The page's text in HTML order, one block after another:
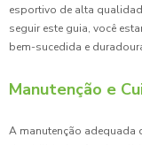
esportivo de alta
seguir este guia, você
bem-sucedida e
Manutenção e
A manutenção adequada